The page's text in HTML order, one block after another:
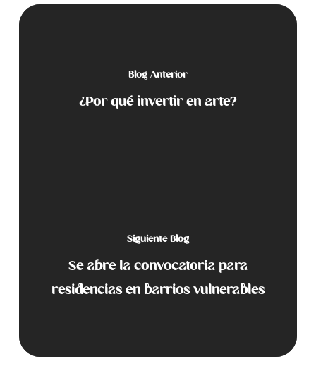
Blog Anterior
¿Por qué invertir en arte?
Siguiente Blog
Se abre la convocatoria para
residencias en barrios vulnerables